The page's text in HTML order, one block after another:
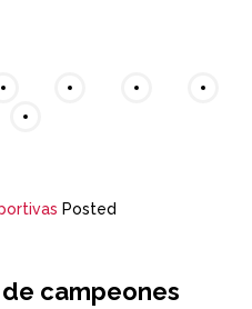
Posted
campeones